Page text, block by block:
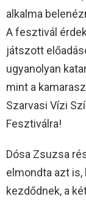
alkalma
A fesztivál
játszott
ugyanolyan
mint a
Szarvasi Vízi
Fesztiválra!
Dósa Zsuzsa
elmondta azt
kezdődnek, a